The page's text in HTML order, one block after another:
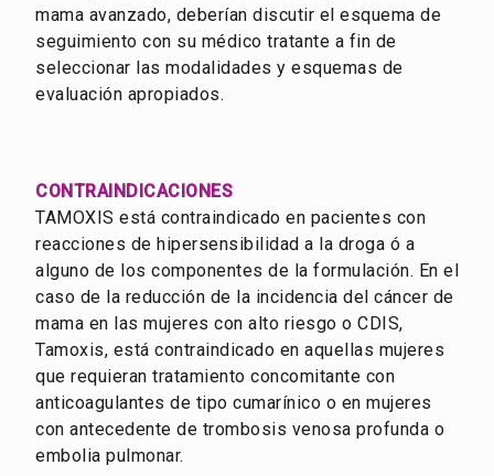
mama avanzado, deberían discutir el esquema de
seguimiento con su médico tratante a fin de
seleccionar las modalidades y esquemas de
evaluación apropiados.
CONTRAINDICACIONES
TAMOXIS está contraindicado en pacientes con
reacciones de hipersensibilidad a la droga ó a
alguno de los componentes de la formulación. En el
caso de la reducción de la incidencia del cáncer de
mama en las mujeres con alto riesgo o CDIS,
Tamoxis, está contraindicado en aquellas mujeres
que requieran tratamiento concomitante con
anticoagulantes de tipo cumarínico o en mujeres
con antecedente de trombosis venosa profunda o
embolia pulmonar.